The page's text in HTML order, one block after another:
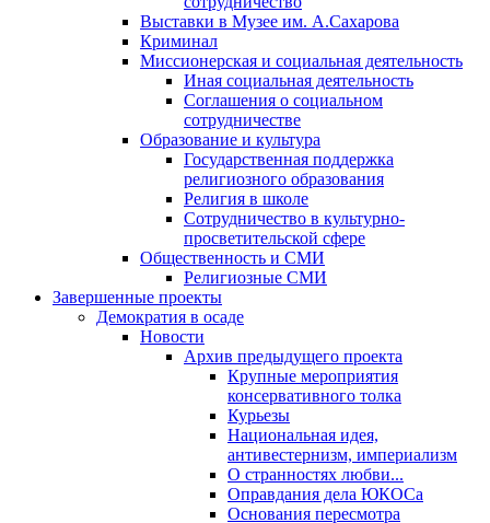
Выставки в Музее им. А.Сахарова
Криминал
Миссионерская и социальная деятельность
Иная социальная деятельность
Соглашения о социальном
сотрудничестве
Образование и культура
Государственная поддержка
религиозного образования
Религия в школе
Сотрудничество в культурно-
просветительской сфере
Общественность и СМИ
Религиозные СМИ
Завершенные проекты
Демократия в осаде
Новости
Архив предыдущего проекта
Крупные мероприятия
консервативного толка
Курьезы
Национальная идея,
антивестернизм, империализм
О странностях любви...
Оправдания дела ЮКОСа
Основания пересмотра